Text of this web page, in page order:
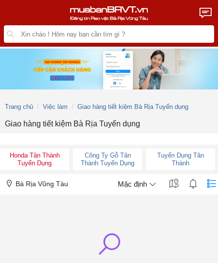
Trang chủ Việc làm Giao hàng tiết kiệm Bà Rịa Tuyển dụng
Giao hàng tiết kiệm Bà Rịa Tuyển dụng
Honda Tân Thành
Tuyển Dụng
Công Ty Gỗ Tân
Thành Tuyển Dụng
Tuyển Dụng Tân
Thành
Bà Rịa Vũng Tàu Mặc định